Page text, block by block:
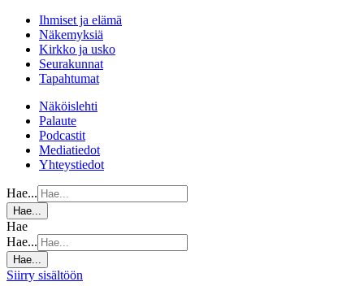
Ihmiset ja elämä
Näkemyksiä
Kirkko ja usko
Seurakunnat
Tapahtumat
Näköislehti
Palaute
Podcastit
Mediatiedot
Yhteystiedot
Hae...
Hae...
Hae
Hae...
Hae...
Siirry sisältöön